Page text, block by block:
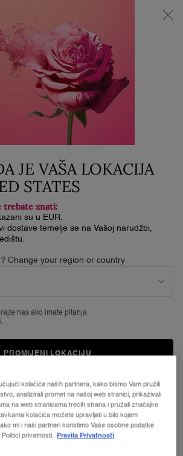
+ MINI PROIZVOD uz kupnju La Vie Est
Cherry mirisa od minimalno 30 ml.
NAS
kontaktirajte nas na 072 202 064 (cijena se
operatera)
nedoumica ili prijedloga, slobodno ih podijelite
kolačiće naših partnera, kako bismo Vam pružili
analizirali promet na našoj web stranici, prikazivali
na web stranicama trećih strana i pružali značajke
kolačića možete upravljati u bilo kojem
mi i naši partneri koristimo Vaše osobne podatke
privatnosti.
Pravila Privatnosti
JE VAŠA LOKACIJA
STATES
trebate znati:
su u EUR.
dostave temelje se na Vašoj narudžbi,
Change your region or country
nas ako imate pitanja
PROMIJENI LOKACIJU